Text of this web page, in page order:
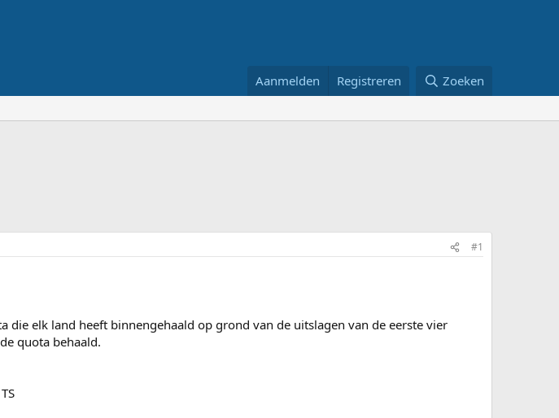
Aanmelden Registreren Zoeken
#1
die elk land heeft binnengehaald op grond van de uitslagen van de eerste vier
quota behaald.